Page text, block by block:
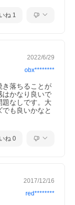
ね 1
2022/6/29
obx********
き落ちることが
はかなり良いで
題なしです。大
も良いかなと
ね 0
2017/12/16
red********